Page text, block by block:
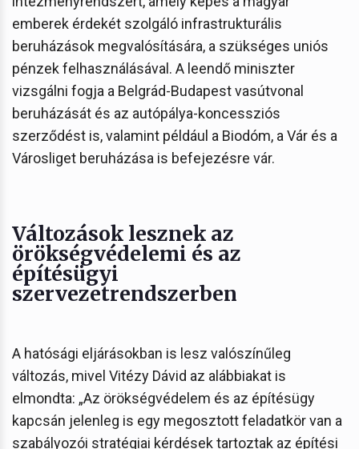
emberek érdekét szolgáló infrastrukturális
beruházások megvalósítására, a szükséges uniós
pénzek felhasználásával. A leendő miniszter
vizsgálni fogja a Belgrád-Budapest vasútvonal
beruházását és az autópálya-koncessziós
szerződést is, valamint például a Biodóm, a Vár és a
Városliget beruházása is befejezésre vár.
Változások lesznek az
örökségvédelemi és az
építésügyi
szervezetrendszerben
A hatósági eljárásokban is lesz valószínűleg
változás, mivel Vitézy Dávid az alábbiakat is
elmondta: „Az örökségvédelem és az építésügy
kapcsán jelenleg is egy megosztott feladatkör van a
szabályozói stratégiai kérdések tartoztak az építési